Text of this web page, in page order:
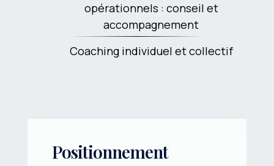
opérationnels : conseil et
accompagnement
Coaching individuel et collectif
Positionnement